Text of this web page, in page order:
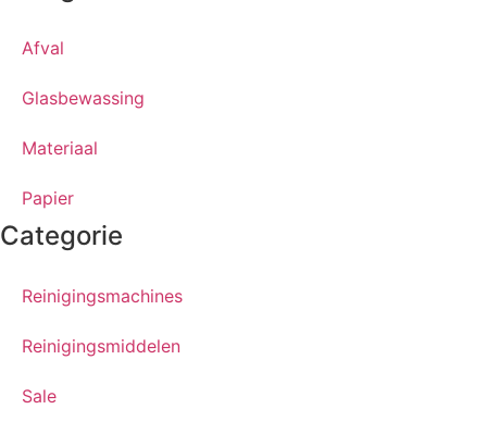
Afval
Glasbewassing
Materiaal
Papier
Categorie
Reinigingsmachines
Reinigingsmiddelen
Sale